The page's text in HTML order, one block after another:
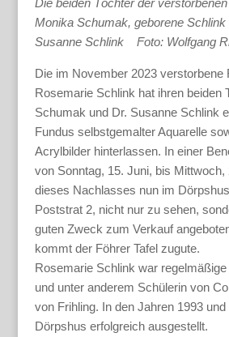
Monika Schumak, geborene Schlink
Susanne Schlink Foto: Wolfgang
Die im November 2023 verstorbene
Rosemarie Schlink hat ihren beiden
Schumak und Dr. Susanne Schlink
Fundus selbstgemalter Aquarelle
Acrylbilder hinterlassen. In einer
von Sonntag, 15. Juni, bis Mittwoch,
dieses Nachlasses nun im
Poststrat 2, nicht nur zu sehen,
guten Zweck zum Verkauf
kommt der Föhrer Tafel zugute.
Rosemarie Schlink war
und unter anderem Schülerin von
von Frihling. In den Jahren 1993
Dörpshus erfolgreich ausgestellt.